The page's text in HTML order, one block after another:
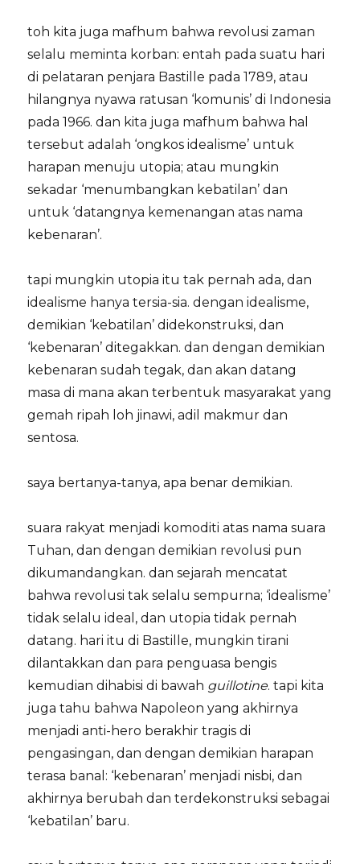
toh kita juga mafhum bahwa revolusi zaman
selalu meminta korban: entah pada suatu hari
di pelataran penjara Bastille pada 1789, atau
hilangnya nyawa ratusan ‘komunis’ di Indonesia
pada 1966. dan kita juga mafhum bahwa hal
tersebut adalah ‘ongkos idealisme’ untuk
harapan menuju utopia; atau mungkin
sekadar ‘menumbangkan kebatilan’ dan
untuk ‘datangnya kemenangan atas nama
kebenaran’.
tapi mungkin utopia itu tak pernah ada, dan
idealisme hanya tersia-sia. dengan idealisme,
demikian ‘kebatilan’ didekonstruksi, dan
‘kebenaran’ ditegakkan. dan dengan demikian
kebenaran sudah tegak, dan akan datang
masa di mana akan terbentuk masyarakat yang
gemah ripah loh jinawi, adil makmur dan
sentosa.
saya bertanya-tanya, apa benar demikian.
suara rakyat menjadi komoditi atas nama suara
Tuhan, dan dengan demikian revolusi pun
dikumandangkan. dan sejarah mencatat
bahwa revolusi tak selalu sempurna; ‘idealisme’
tidak selalu ideal, dan utopia tidak pernah
datang. hari itu di Bastille, mungkin tirani
dilantakkan dan para penguasa bengis
kemudian dihabisi di bawah guillotine. tapi kita
juga tahu bahwa Napoleon yang akhirnya
menjadi anti-hero berakhir tragis di
pengasingan, dan dengan demikian harapan
terasa banal: ‘kebenaran’ menjadi nisbi, dan
akhirnya berubah dan terdekonstruksi sebagai
‘kebatilan’ baru.